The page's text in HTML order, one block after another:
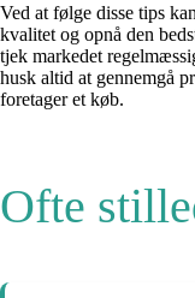
Ved at følge disse tips
kvalitet og opnå den
tjek markedet
husk altid at gennemgå
foretager et køb.
Ofte